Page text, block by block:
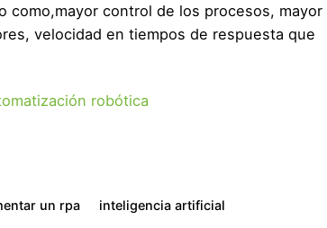
como,mayor control de los procesos, mayor
velocidad en tiempos de respuesta que
robótica
un rpa inteligencia artificial